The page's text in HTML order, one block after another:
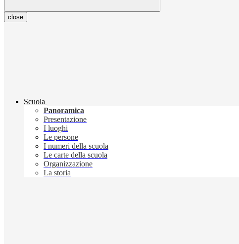
close
Scuola
Panoramica
Presentazione
I luoghi
Le persone
I numeri della scuola
Le carte della scuola
Organizzazione
La storia